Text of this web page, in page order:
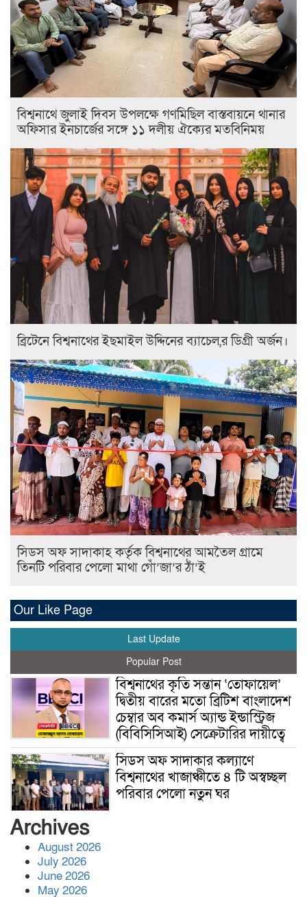
বিশ্বনাথে জুলাই দিবস উপলক্ষে গণমিছিল বাস্তবায়নে থানার
অফিসার ইনচার্জের সঙ্গে ১১ দলীয় ঐক্যের মতবিনিময়
ব্রিটেনে বিশ্বনাথের ইছমাইল উদ্দিনের ব্যাচেল,র ডিগ্রী অর্জন।
সিডস অফ সাদাকাহ কর্তৃক বিশ্বনাথের আমতৈল গ্রামে
তিনটি পরিবার পেলো মাথা গোঁ’জা’র ঠাঁ’ই
Our Like Page
Last Update
Popular Post
বিশ্বনাথের কৃতি সন্তান ‘তোফায়েল’
দ্বিতীয় বারের মতো ব্রিটিশ বাংলাদেশ
চেম্বার অব কমার্স অ্যান্ড ইন্ডাস্ট্রিজ
(বিবিসিসিআই) সেক্রেটারির দায়ীত্বে
সিডস অফ সাদাকার কল্যাণে
বিশ্বনাথের খাজাঞ্চীতে ৪ টি অস্বচ্ছল
পরিবার পেলো নতুন ঘর
Archives
August 2026
July 2026
June 2026
May 2026